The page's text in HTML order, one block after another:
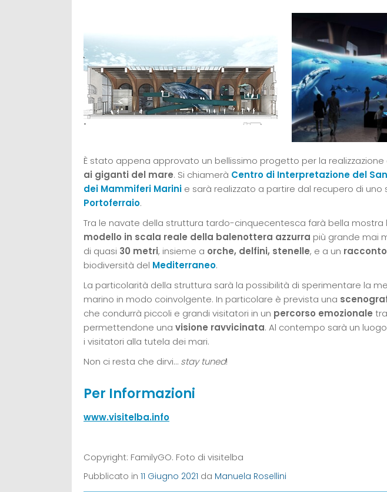
È stato appena approvato un bellissimo progetto per la realizzazione
ai giganti del mare. Si chiamerà Centro di Interpretazione del
dei Mammiferi Marini e sarà realizzato a partire dal recupero di uno
Portoferraio.
Tra le navate della struttura tardo-cinquecentesca farà bella mostra
modello in scala reale della balenottera azzurra più grande mai
di quasi 30 metri, insieme a orche, delfini, stenelle, e a un
biodiversità del Mediterraneo.
La particolarità della struttura sarà la possibilità di sperimentare la
marino in modo coinvolgente. In particolare è prevista una
che condurrà piccoli e grandi visitatori in un percorso emozionale
permettendone una visione ravvicinata. Al contempo sarà un
i visitatori alla tutela dei mari.
Non ci resta che dirvi… stay tuned!
Per Informazioni
www.visitelba.info
Copyright: FamilyGO. Foto di visitelba
Pubblicato in 11 Giugno 2021 da Manuela Rosellini